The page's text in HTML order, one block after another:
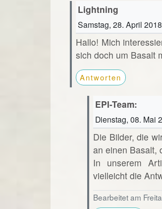
Lightning
Samstag, 28. April
Hallo! Mich
sich doch um Basalt
Antworten
EPI-Team:
Dienstag, 08. Mai
Die Bilder, die
an einen Basalt,
In unserem
vielleicht die
Bearbeitet am